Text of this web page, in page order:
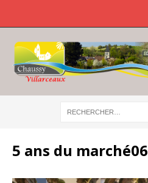
5 ans du marché06